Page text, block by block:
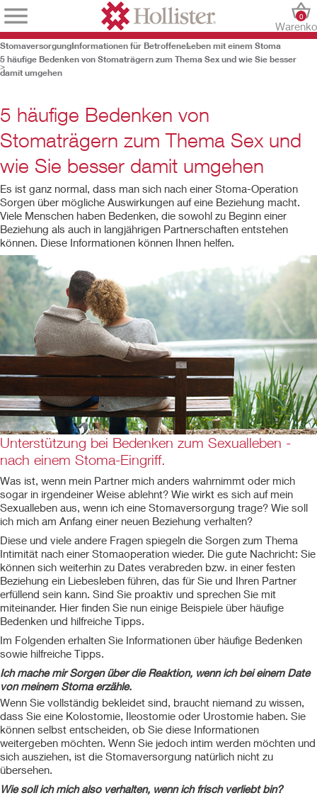
0
StomaversorgungInformationen für BetroffeneLeben mit einem Stoma
5 häufige Bedenken von Stomaträgern zum Thema Sex und wie Sie besser
damit umgehen
5 häufige Bedenken von
Stomaträgern zum Thema Sex und
wie Sie besser damit umgehen
Es ist ganz normal, dass man sich nach einer Stoma-Operation
Sorgen über mögliche Auswirkungen auf eine Beziehung macht.
Viele Menschen haben Bedenken, die sowohl zu Beginn einer
Beziehung als auch in langjährigen Partnerschaften entstehen
können. Diese Informationen können Ihnen helfen.
Unterstützung bei Bedenken zum Sexualleben -
nach einem Stoma-Eingriff.
Was ist, wenn mein Partner mich anders wahrnimmt oder mich
sogar in irgendeiner Weise ablehnt? Wie wirkt es sich auf mein
Sexualleben aus, wenn ich eine Stomaversorgung trage? Wie soll
ich mich am Anfang einer neuen Beziehung verhalten?
Diese und viele andere Fragen spiegeln die Sorgen zum Thema
Intimität nach einer Stomaoperation wieder. Die gute Nachricht: Sie
können sich weiterhin zu Dates verabreden bzw. in einer festen
Beziehung ein Liebesleben führen, das für Sie und Ihren Partner
erfüllend sein kann. Sind Sie proaktiv und sprechen Sie mit
miteinander. Hier finden Sie nun einige Beispiele über häufige
Bedenken und hilfreiche Tipps.
Im Folgenden erhalten Sie Informationen über häufige Bedenken
sowie hilfreiche Tipps.
Ich mache mir Sorgen über die Reaktion, wenn ich bei einem Date
von meinem Stoma erzähle.
Wenn Sie vollständig bekleidet sind, braucht niemand zu wissen,
dass Sie eine Kolostomie, Ileostomie oder Urostomie haben. Sie
können selbst entscheiden, ob Sie diese Informationen
weitergeben möchten. Wenn Sie jedoch intim werden möchten und
sich ausziehen, ist die Stomaversorgung natürlich nicht zu
übersehen.
Wie soll ich mich also verhalten, wenn ich frisch verliebt bin?